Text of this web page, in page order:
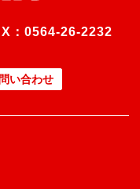
：0564-26-2232
い合わせ